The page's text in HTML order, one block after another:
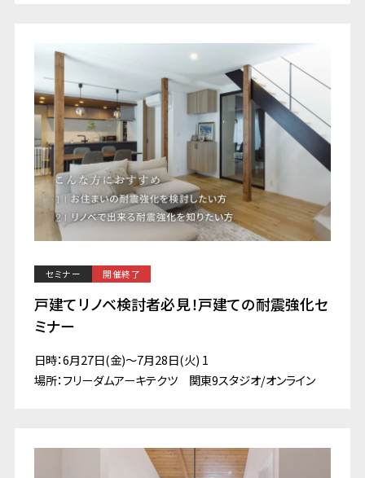
セミナー 開催終了
戸建てリノベ検討者必見！戸建ての耐震強化セ
ミナー
日時：6月27日(金)～7月28日(火) 1
場所：フリーダムアーキテクツ 関東9スタジオ/オンライン